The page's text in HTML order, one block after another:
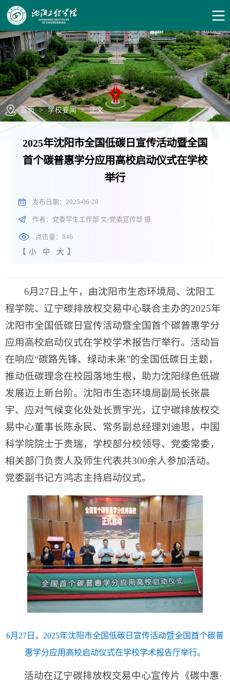
首页 > 学校要闻 > 正文
2025年沈阳市全国低碳日宣传活动暨全国
首个碳普惠学分应用高校启动仪式在学校
举行
发布日期：2025-06-28
作者：党委学生工作部 文/党委宣传部 摄
点击量：846
【 小 中 大 】
6月27日上午，由沈阳市生态环境局、沈阳工
程学院、辽宁碳排放权交易中心联合主办的2025年
沈阳市全国低碳日宣传活动暨全国首个碳普惠学分
应用高校启动仪式在学校学术报告厅举行。活动旨
在响应“碳路先锋、绿动未来”的全国低碳日主题，
推动低碳理念在校园落地生根，助力沈阳绿色低碳
发展迈上新台阶。沈阳市生态环境局副局长张晨
宇、应对气候变化处处长贾宇光，辽宁碳排放权交
易中心董事长陈永民、常务副总经理刘迪思，中国
科学院院士于贵瑞，学校部分校领导、党委常委，
相关部门负责人及师生代表共300余人参加活动。
党委副书记方鸿志主持启动仪式。
6月27日，2025年沈阳市全国低碳日宣传活动暨全国首个碳普
惠学分应用高校启动仪式在学校学术报告厅举行。
活动在辽宁碳排放权交易中心宣传片《碳中惠·